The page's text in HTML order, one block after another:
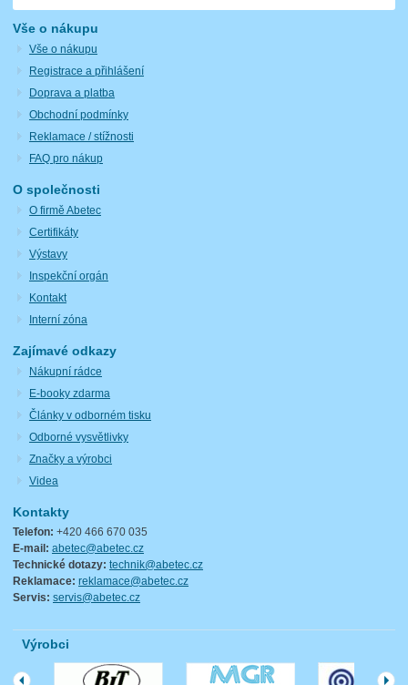
Vše o nákupu
Vše o nákupu
Registrace a přihlášení
Doprava a platba
Obchodní podmínky
Reklamace / stížnosti
FAQ pro nákup
O společnosti
O firmě Abetec
Certifikáty
Výstavy
Inspekční orgán
Kontakt
Interní zóna
Zajímavé odkazy
Nákupní rádce
E-booky zdarma
Články v odborném tisku
Odborné vysvětlivky
Značky a výrobci
Videa
Kontakty
Telefon: +420 466 670 035
E-mail: abetec@abetec.cz
Technické dotazy: technik@abetec.cz
Reklamace: reklamace@abetec.cz
Servis: servis@abetec.cz
Výrobci